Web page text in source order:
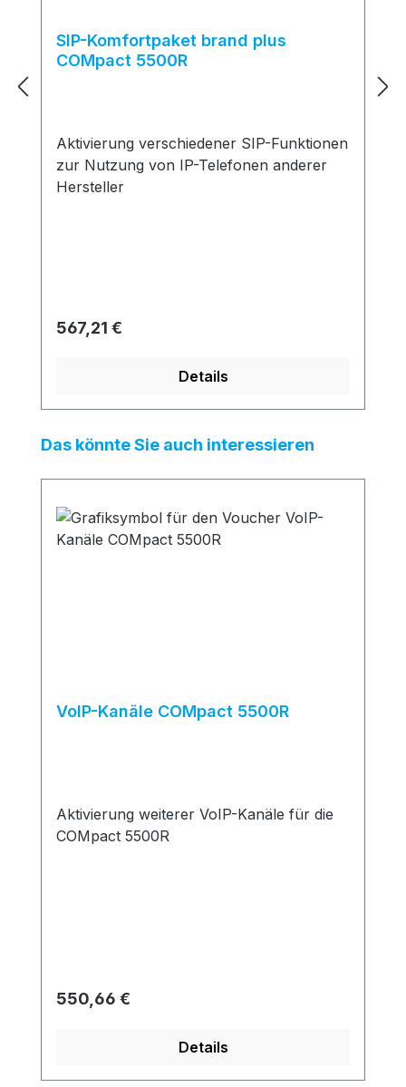
SIP-Komfortpaket brand plus
COMpact 5500R
Aktivierung verschiedener SIP-Funktionen
zur Nutzung von IP-Telefonen anderer
Hersteller
Regulärer Preis:
567,21 €
Details
Produktgalerie überspringen
Das könnte Sie auch interessieren
VoIP-Kanäle COMpact 5500R
Aktivierung weiterer VoIP-Kanäle für die
COMpact 5500R
Regulärer Preis:
550,66 €
Details